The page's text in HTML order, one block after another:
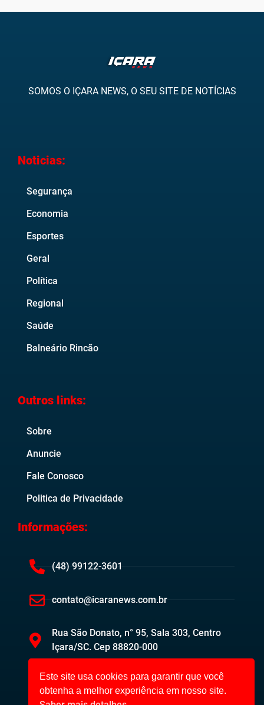
SOMOS O IÇARA NEWS, O SEU SITE DE NOTÍCIAS
Noticias:
Segurança
Economia
Esportes
Geral
Política
Regional
Saúde
Balneário Rincão
Outros links:
Sobre
Anuncie
Fale Conosco
Politica de Privacidade
Informações:
(48) 99122-3601
contato@icaranews.com.br
Rua São Donato, n° 95, Sala 303, Centro
Içara/SC. Cep 88820-000
Este site usa cookies para garantir que você
obtenha a melhor experiência em nosso site.